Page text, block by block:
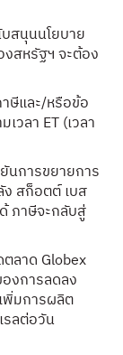
สนุนนโยบาย
สหรัฐฯ จะต้อง
ษีและ/หรือข้อ
วลา ET (เวลา
นการขยายการ
สก็อตต์ เบส
ภาษีจะกลับสู่
ลาด Globex
งการลดลง
พิ่มการผลิต
ลต่อวัน